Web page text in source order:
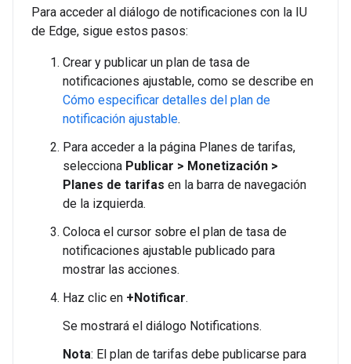
Para acceder al diálogo de notificaciones con la IU
de Edge, sigue estos pasos:
Crear y publicar un plan de tasa de
notificaciones ajustable, como se describe en
Cómo especificar detalles del plan de
notificación ajustable.
Para acceder a la página Planes de tarifas,
selecciona Publicar > Monetización >
Planes de tarifas en la barra de navegación
de la izquierda.
Coloca el cursor sobre el plan de tasa de
notificaciones ajustable publicado para
mostrar las acciones.
Haz clic en +Notificar.
Se mostrará el diálogo Notifications.
Nota: El plan de tarifas debe publicarse para